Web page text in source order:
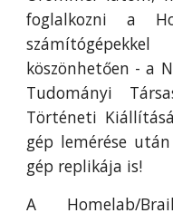
foglalkozni a
köszönhetően - a
Tudományi
Történeti
gép lemérése
gép replikája is!
A Homelab/